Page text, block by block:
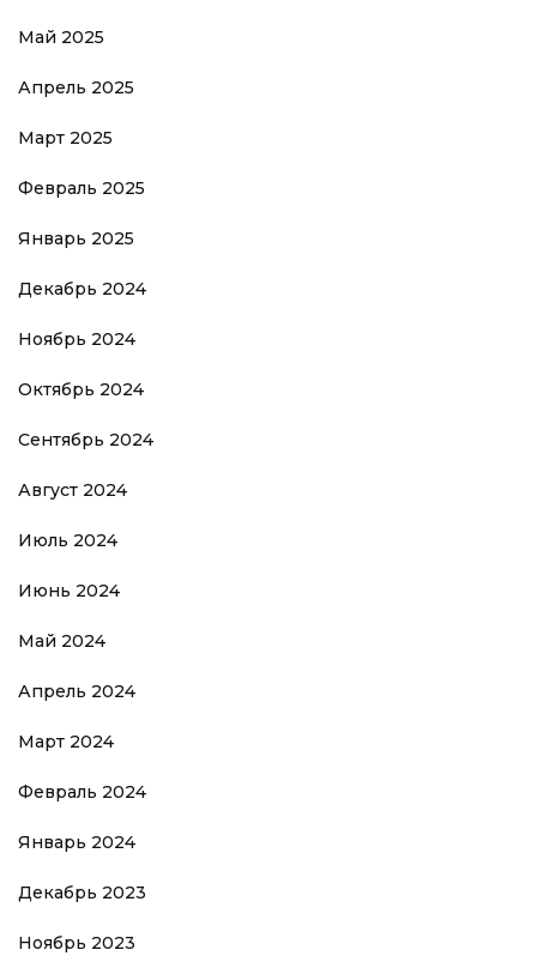
Май 2025
Апрель 2025
Март 2025
Февраль 2025
Январь 2025
Декабрь 2024
Ноябрь 2024
Октябрь 2024
Сентябрь 2024
Август 2024
Июль 2024
Июнь 2024
Май 2024
Апрель 2024
Март 2024
Февраль 2024
Январь 2024
Декабрь 2023
Ноябрь 2023